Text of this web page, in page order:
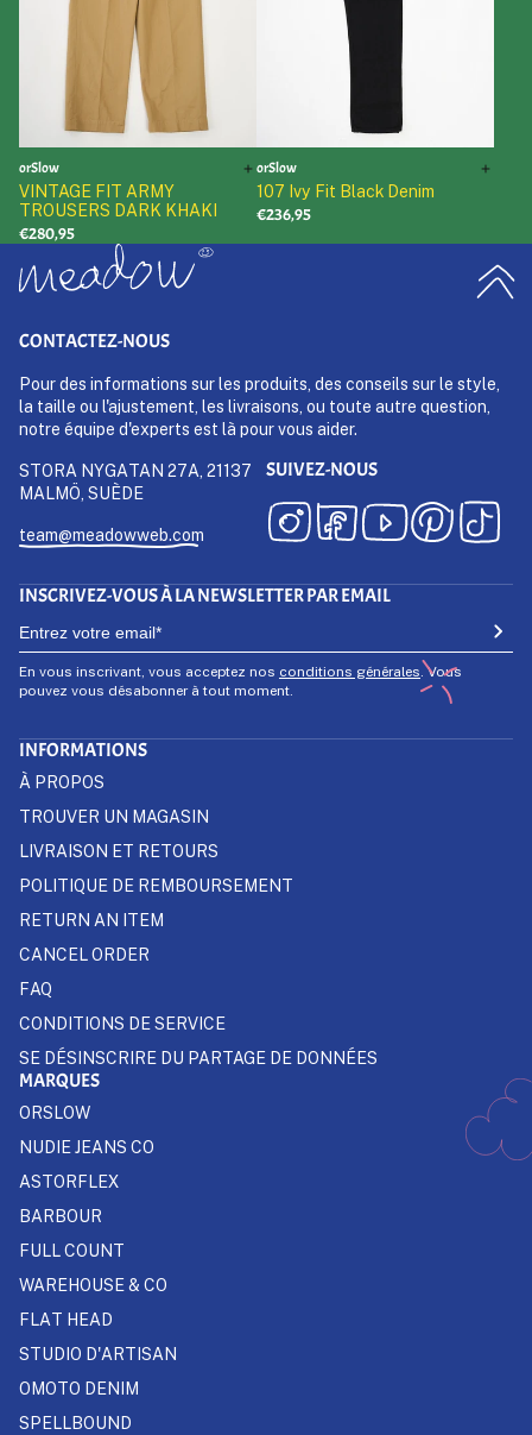
orSlow
VINTAGE FIT ARMY
TROUSERS DARK KHAKI
€280,95
orSlow
107 Ivy Fit Black Denim
€236,95
CONTACTEZ-NOUS
Pour des informations sur les produits, des conseils sur le style,
la taille ou l'ajustement, les livraisons, ou toute autre question,
notre équipe d'experts est là pour vous aider.
STORA NYGATAN 27A, 21137
MALMÖ, SUÈDE
team@meadowweb.com
SUIVEZ-NOUS
INSCRIVEZ-VOUS À LA NEWSLETTER PAR EMAIL
En vous inscrivant, vous acceptez nos conditions générales. Vous
pouvez vous désabonner à tout moment.
INFORMATIONS
À PROPOS
TROUVER UN MAGASIN
LIVRAISON ET RETOURS
POLITIQUE DE REMBOURSEMENT
RETURN AN ITEM
CANCEL ORDER
FAQ
CONDITIONS DE SERVICE
SE DÉSINSCRIRE DU PARTAGE DE DONNÉES
MARQUES
ORSLOW
NUDIE JEANS CO
ASTORFLEX
BARBOUR
FULL COUNT
WAREHOUSE & CO
FLAT HEAD
STUDIO D'ARTISAN
OMOTO DENIM
SPELLBOUND